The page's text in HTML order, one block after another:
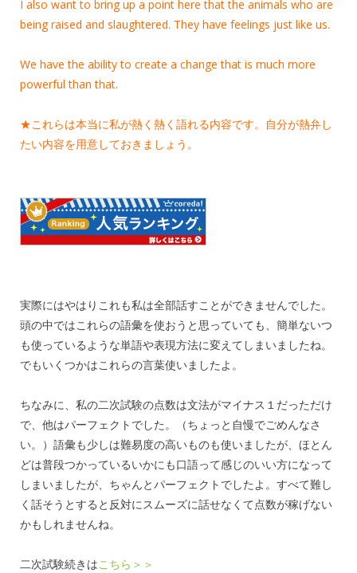
I also want to bring up a point here that the animals who are
being raised and slaughtered. They have feelings just like us.
We have the ability to create a change that is much more
powerful than that.
★これらは本当に私が熱く熱く語れる内容です。自分が熱弁し
たい内容を用意しておきましょう。
実際にはやはりこれも私は全部話すことができませんでした。
頭の中ではこれらの語彙を使おうと思っていても、簡単ないつ
も使っているような単語や表現方法に変えてしまいましたね。
でもいくつかはこれらの言葉使いましたよ。
ちなみに、私の二次試験の点数は文法がマイナス１だっただけ
で、他はパーフェクトでした。（ちょっと自慢でごめんなさ
い。）語彙も少しは難易度の高いものも使いましたが、ほとん
どは普段つかっているいかにも口語って感じのいい方になって
しまいましたが、ちゃんとパーフェクトでしたよ。すべて難し
く話そうとすると反対にスムーズに話せなくて点数が稼げない
かもしれませんね。
二次試験続きはこちら＞＞